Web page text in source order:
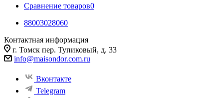
Сравнение товаров0
88003028060
Контактная информация
г. Томск пер. Тупиковый, д. 33
info@maisondor.com.ru
Вконтакте
Telegram